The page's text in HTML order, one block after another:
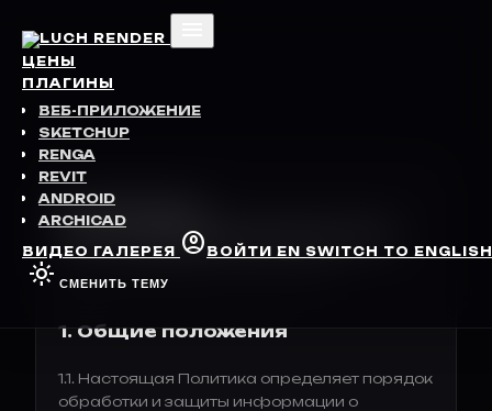
ЦЕНЫ
ПЛАГИНЫ
ВЕБ-ПРИЛОЖЕНИЕ
SKETCHUP
RENGA
REVIT
ANDROID
ARCHICAD
ВИДЕО
ГАЛЕРЕЯ account_circle ВОЙТИ EN SWITCH TO ENGLISH
light_mode СМЕНИТЬ ТЕМУ
ПОЛИТИКА
КОНФИДЕНЦИАЛЬНОСТИ
1. Общие положения
1.1. Настоящая Политика определяет порядок
обработки и защиты информации о